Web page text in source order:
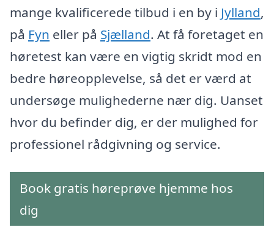
mange kvalificerede tilbud i en by i Jylland,
på Fyn eller på Sjælland. At få foretaget en
høretest kan være en vigtig skridt mod en
bedre høreopplevelse, så det er værd at
undersøge mulighederne nær dig. Uanset
hvor du befinder dig, er der mulighed for
professionel rådgivning og service.
Book gratis høreprøve hjemme hos
dig